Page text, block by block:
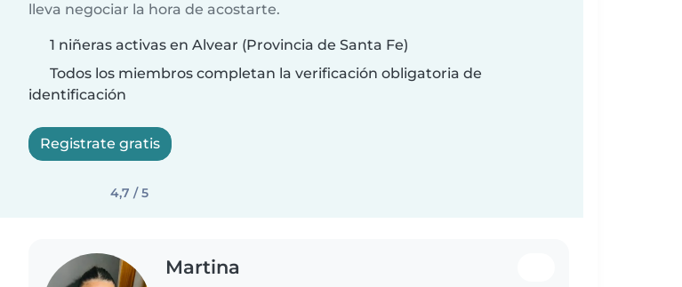
lleva negociar la hora de acostarte.
1 niñeras activas en Alvear (Provincia de Santa Fe)
Todos los miembros completan la verificación obligatoria de
identificación
Registrate gratis
4,7 / 5
Martina